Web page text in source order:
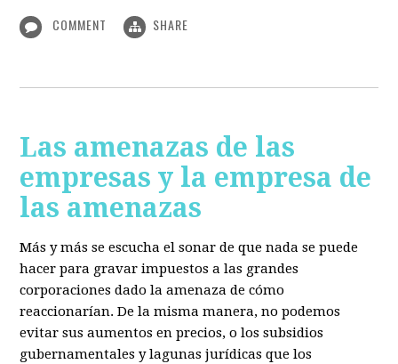
COMMENT SHARE
Las amenazas de las
empresas y la empresa de
las amenazas
Más y más se escucha el sonar de que nada se puede
hacer para gravar impuestos a las grandes
corporaciones dado la amenaza de cómo
reaccionarían. De la misma manera, no podemos
evitar sus aumentos en precios, o los subsidios
gubernamentales y lagunas jurídicas que los